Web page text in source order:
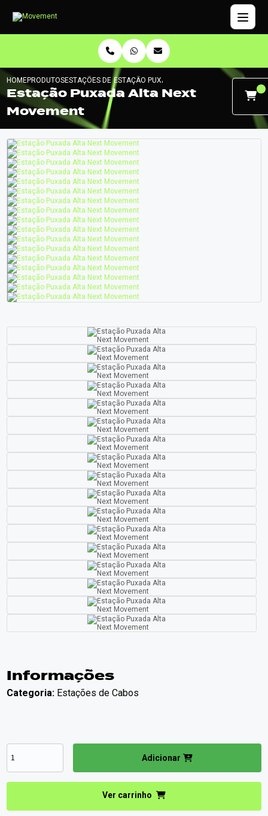
HOMEPRODUTOSESTAÇÕES DE CABOSESTAÇÃO PUXADA ALTA NEXT MOVEMENT
Estação Puxada Alta Next
Movement
Informações
Categoria: Estações de Cabos
Adicionar
Ver carrinho